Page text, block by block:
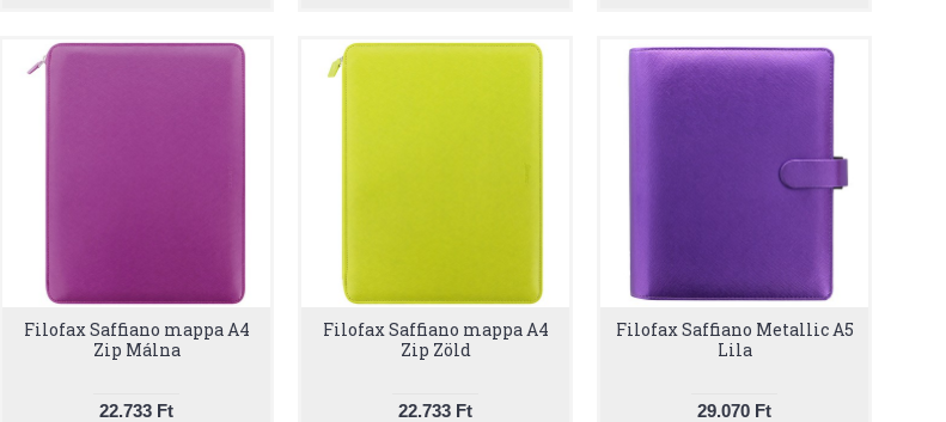
Filofax Saffiano mappa A4
Zip Málna
22.733 Ft
Filofax Saffiano mappa A4
Zip Zöld
22.733 Ft
Filofax Saffiano Metallic A5
Lila
29.070 Ft